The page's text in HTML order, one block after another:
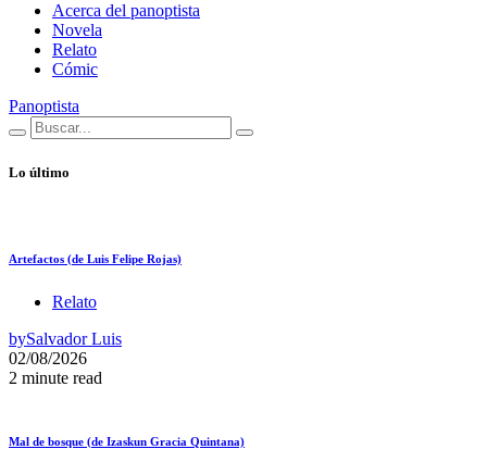
Acerca del panoptista
Novela
Relato
Cómic
Panoptista
Lo último
Artefactos (de Luis Felipe Rojas)
Relato
bySalvador Luis
02/08/2026
2 minute read
Mal de bosque (de Izaskun Gracia Quintana)